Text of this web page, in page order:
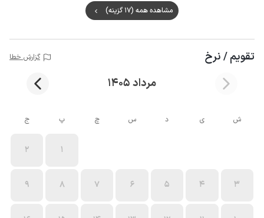
مشاهده همه (17 گزینه)
تقویم / نرخ گزارش خطا
مرداد 1405
ش ی د س چ پ ج
1
2
3
4
5
6
7
8
9